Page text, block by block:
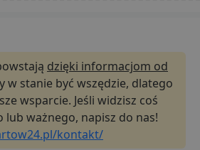
dzięki informacjom od
w stanie być wszędzie, dlatego
wsparcie. Jeśli widzisz coś
lub ważnego, napisz do nas!
kontakt/